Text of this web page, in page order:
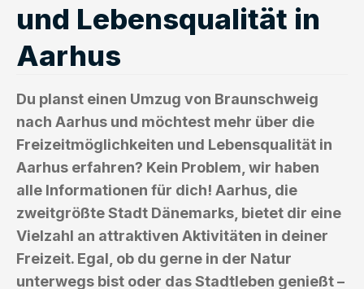
und Lebensqualität in
Aarhus
Du planst einen Umzug von Braunschweig
nach Aarhus und möchtest mehr über die
Freizeitmöglichkeiten und Lebensqualität in
Aarhus erfahren? Kein Problem, wir haben
alle Informationen für dich! Aarhus, die
zweitgrößte Stadt Dänemarks, bietet dir eine
Vielzahl an attraktiven Aktivitäten in deiner
Freizeit. Egal, ob du gerne in der Natur
unterwegs bist oder das Stadtleben genießt –